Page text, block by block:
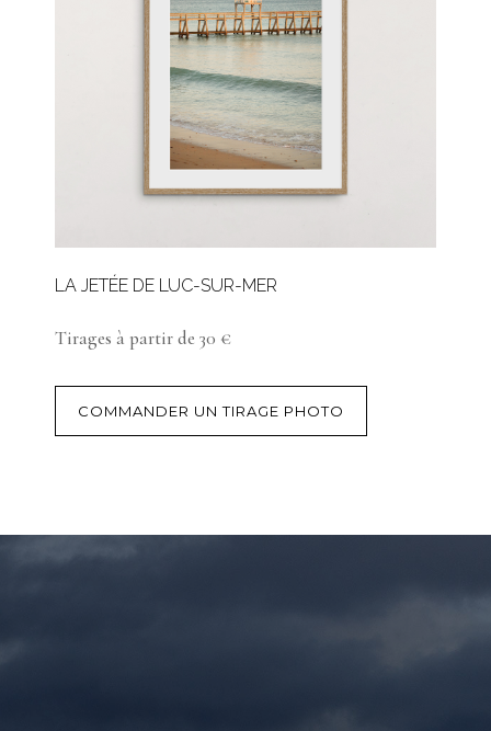
LA JETÉE DE LUC-SUR-MER
Tirages à partir de 30 €
COMMANDER UN TIRAGE PHOTO